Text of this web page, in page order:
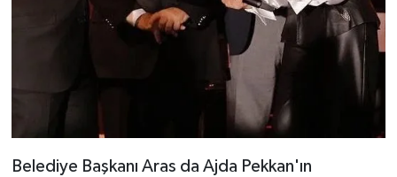
Belediye Başkanı Aras da Ajda Pekkan'ın